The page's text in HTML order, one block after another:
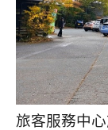
旅客服務中